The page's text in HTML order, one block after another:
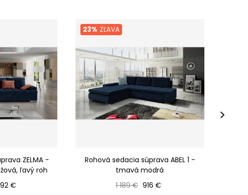
ZELMA -
ľavý roh
€
23% ZĽAVA
Rohová sedacia súprava ABEL 1 -
tmavá modrá
Bežná cena
1 189 € Cena
916 €